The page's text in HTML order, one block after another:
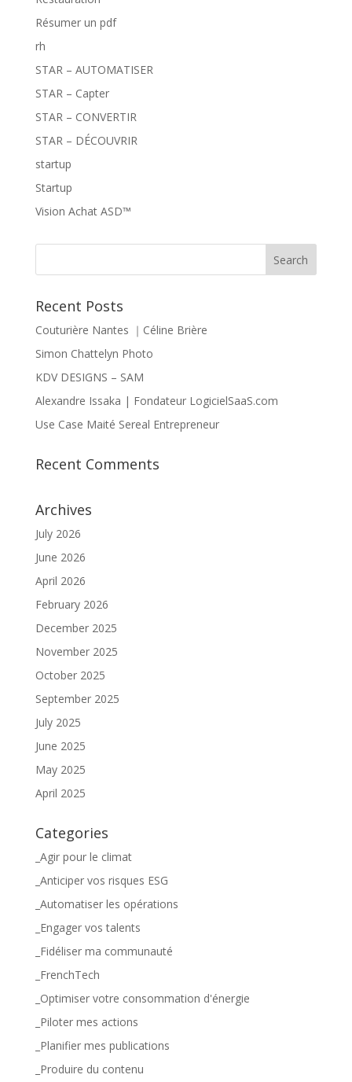
Résumer un pdf
rh
STAR – AUTOMATISER
STAR – Capter
STAR – CONVERTIR
STAR – DÉCOUVRIR
startup
Startup
Vision Achat ASD™
Recent Posts
Couturière Nantes ｜Céline Brière
Simon Chattelyn Photo
KDV DESIGNS – SAM
Alexandre Issaka | Fondateur LogicielSaaS.com
Use Case Maité Sereal Entrepreneur
Recent Comments
Archives
July 2026
June 2026
April 2026
February 2026
December 2025
November 2025
October 2025
September 2025
July 2025
June 2025
May 2025
April 2025
Categories
_Agir pour le climat
_Anticiper vos risques ESG
_Automatiser les opérations
_Engager vos talents
_Fidéliser ma communauté
_FrenchTech
_Optimiser votre consommation d'énergie
_Piloter mes actions
_Planifier mes publications
_Produire du contenu